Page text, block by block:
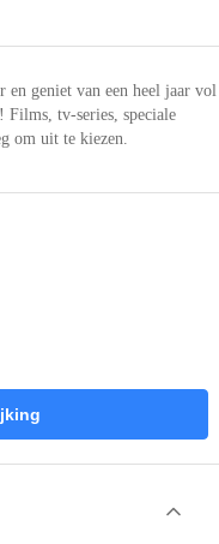
en geniet van een heel jaar vol
Films, tv-series, speciale
om uit te kiezen.